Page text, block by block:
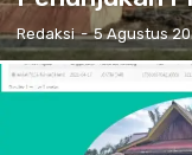
Redaksi - 5 Agustus